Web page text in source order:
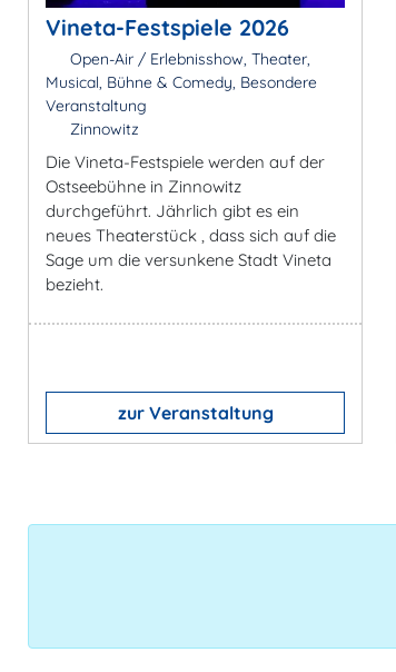
Vineta-Festspiele 2026
Open-Air / Erlebnisshow, Theater,
Musical, Bühne & Comedy, Besondere
Veranstaltung
Zinnowitz
Die Vineta-Festspiele werden auf der
Ostseebühne in Zinnowitz
durchgeführt. Jährlich gibt es ein
neues Theaterstück , dass sich auf die
Sage um die versunkene Stadt Vineta
bezieht.
zur Veranstaltung